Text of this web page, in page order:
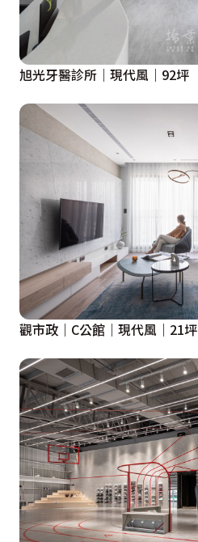
旭光牙醫診所｜現代風｜92坪
觀市政｜C公館｜現代風｜21坪